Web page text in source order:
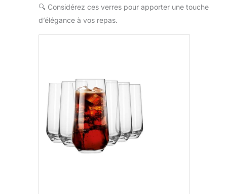
🔍 Considérez ces verres pour apporter une touche
d’élégance à vos repas.